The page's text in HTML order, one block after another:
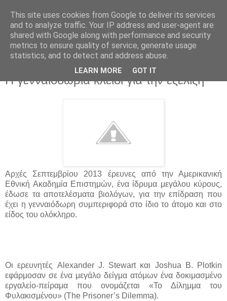
Η γενναιοδωρία κλειδί για την εξέλιξη
Αρχές Σεπτεμβρίου 2013 έρευνες από την Αμερικανική
Εθνική Ακαδημία Επιστημών, ένα ίδρυμα μεγάλου κύρους,
έδωσε τα αποτελέσματα βιολόγων, για την επίδραση που
έχει η γενναιόδωρη συμπεριφορά στο ίδιο το άτομο και στο
είδος του ολόκληρο.
Οι ερευνητές Alexander J. Stewart και Joshua B. Plotkin
εφάρμοσαν σε ένα μεγάλο δείγμα ατόμων ένα δοκιμασμένο
εργαλείο-πείραμα που ονομάζεται «Το Δίλημμα του
Φυλακισμένου» (The Prisoner’s Dilemma).
This site uses cookies from Google to deliver its services
and to analyze traffic. Your IP address and user-agent are
shared with Google along with performance and security
metrics to ensure quality of service, generate usage
statistics, and to detect and address abuse.
LEARN MORE GOT IT